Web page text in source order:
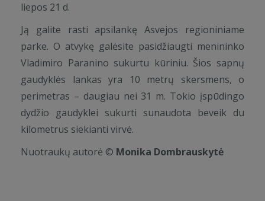
liepos 21 d.
Ją galite rasti apsilankę Asvejos regioniniame
parke. O atvykę galėsite pasidžiaugti menininko
Vladimiro Paranino sukurtu kūriniu. Šios sapnų
gaudyklės lankas yra 10 metrų skersmens, o
perimetras – daugiau nei 31 m. Tokio įspūdingo
dydžio gaudyklei sukurti sunaudota beveik du
kilometrus siekianti virvė.
Nuotraukų autorė © Monika Dombrauskytė